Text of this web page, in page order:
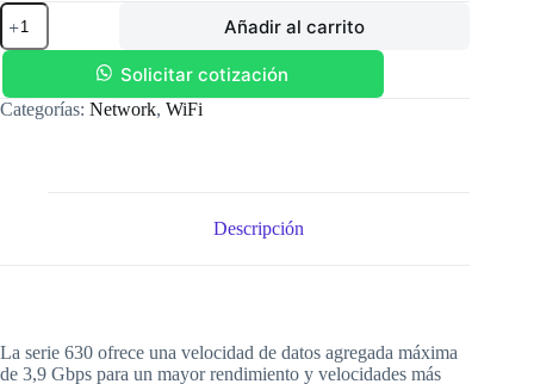
PUNTO
DE
ACCESO
ARUBA
AP-
(R7J27A)
Añadir al carrito
Solicitar cotización
Categorías: Network, WiFi
Descripción
La serie 630 ofrece una velocidad de datos agregada máxima
de 3,9 Gbps para un mayor rendimiento y velocidades más